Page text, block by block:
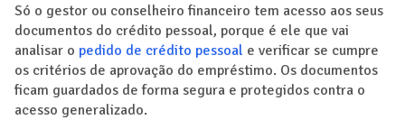
Só o gestor ou conselheiro financeiro tem acesso aos seus
documentos do crédito pessoal, porque é ele que vai
analisar o pedido de crédito pessoal e verificar se cumpre
os critérios de aprovação do empréstimo. Os documentos
ficam guardados de forma segura e protegidos contra o
acesso generalizado.